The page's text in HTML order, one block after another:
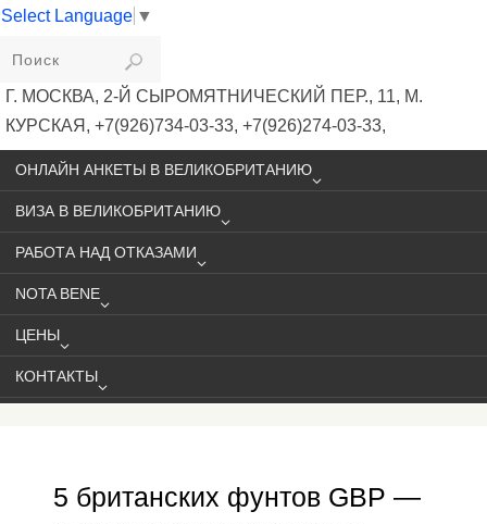
Select Language ▼
VIKIVISA
Г. МОСКВА, 2-Й СЫРОМЯТНИЧЕСКИЙ ПЕР., 11, М.
КУРСКАЯ, +7(926)734-03-33, +7(926)274-03-33,
VISA@VIKIVISA.RU
ОНЛАЙН АНКЕТЫ В ВЕЛИКОБРИТАНИЮ
ВИЗА В ВЕЛИКОБРИТАНИЮ
РАБОТА НАД ОТКАЗАМИ
NOTA BENE
ЦЕНЫ
КОНТАКТЫ
5 британских фунтов GBP —